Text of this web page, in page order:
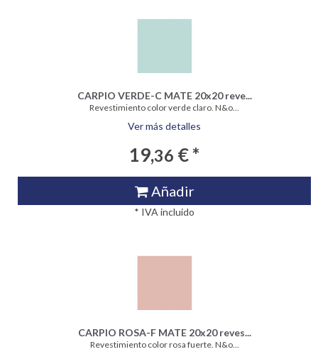
CARPIO VERDE-C MATE 20x20 reve...
Revestimiento color verde claro. N&o...
Ver más detalles
19,36 € *
Añadir
* IVA incluido
CARPIO ROSA-F MATE 20x20 reves...
Revestimiento color rosa fuerte. N&o...